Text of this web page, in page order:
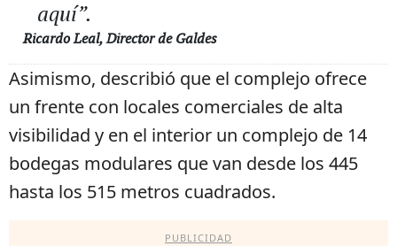
aquí”.
Ricardo Leal, Director de Galdes
Asimismo, describió que el complejo ofrece
un frente con locales comerciales de alta
visibilidad y en el interior un complejo de 14
bodegas modulares que van desde los 445
hasta los 515 metros cuadrados.
PUBLICIDAD